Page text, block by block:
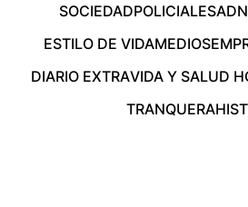
SOCIEDADPOLICIALES
ESTILO DE VIDAMEDIOS
DIARIO EXTRAVIDA Y SALUD
TRANQUERA